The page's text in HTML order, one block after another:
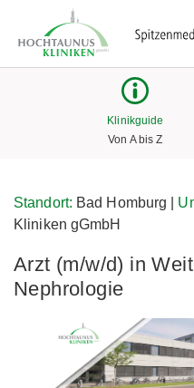
Klinikguide
Von A bis Z
Standort: Bad Homburg |
Kliniken gGmbH
Arzt (m/w/d) in
Nephrologie